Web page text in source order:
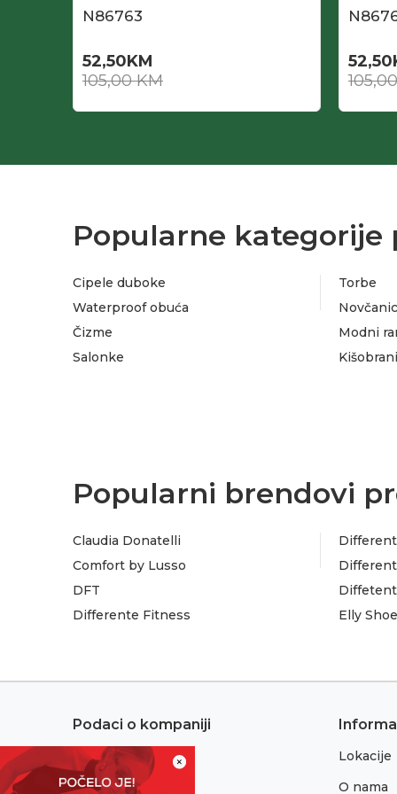
×
N86763
52,50KM
105,00KM
52,50
Popularne kategorije
Cipele duboke
Waterproof obuća
Čizme
Salonke
Torbe
Modni
Kišobrani
Popularni brendovi
Claudia Donatelli
Comfort by Lusso
DFT
Differente Fitness
Elly
Podaci o kompaniji
Adresa:
Sremska 1
Lokacije
O nama